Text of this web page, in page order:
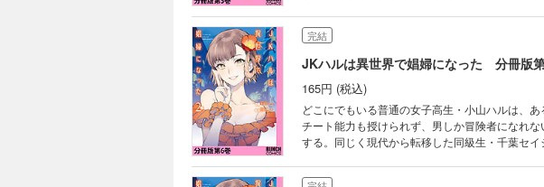
界転生小説がついにコミカライズ！ 分冊版第5巻
完結
JKハルは異世界で娼婦になった 分冊版
165円 (税込)
どこにでもいる普通の女子高生・小山ハルは、
チート能力も授けられず、男しか冒険者になれ
する。同じく現代から転移した同級生・千葉セ
界転生小説がついにコミカライズ！ 分冊版第6巻